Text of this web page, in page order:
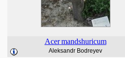
Acer mandshuricum
Aleksandr Bodreyev